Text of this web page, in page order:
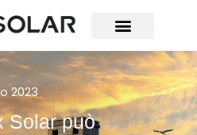
2023
Solar può